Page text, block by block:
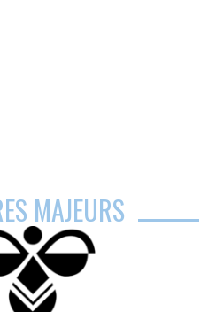
MAJEURS